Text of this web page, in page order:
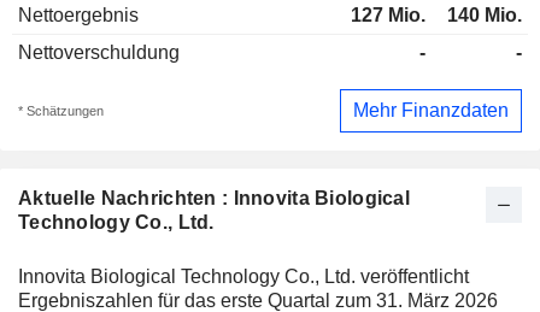
Aktuelle Nachrichten : Innovita Biological
Technology Co., Ltd.
Innovita Biological Technology Co., Ltd. veröffentlicht
Ergebniszahlen für das erste Quartal zum 31. März 2026
Nettoergebnis
127 Mio.
140 Mio.
Nettoverschuldung
- -
* Schätzungen Mehr Finanzdaten